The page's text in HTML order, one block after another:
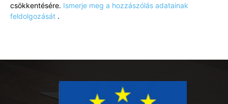
csökkentésére. Ismerje meg a hozzászólás adatainak
feldolgozását .